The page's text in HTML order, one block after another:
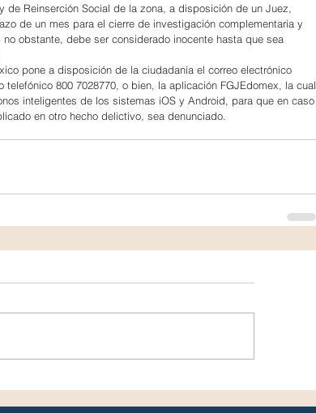
de Reinserción Social de la zona, a disposición de un Juez,
de un mes para el cierre de investigación complementaria y
obstante, debe ser considerado inocente hasta que sea
pone a disposición de la ciudadanía el correo electrónico
telefónico 800 7028770, o bien, la aplicación FGJEdomex, la cual
inteligentes de los sistemas iOS y Android, para que en caso
en otro hecho delictivo, sea denunciado.